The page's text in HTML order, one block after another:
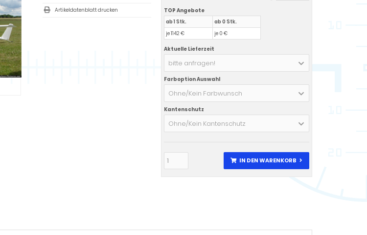
TOP Angebote
ab 1 Stk.
je 1142 €
ab 0 Stk.
je 0 €
Aktuelle Lieferzeit
bitte anfragen!
Farboption Auswahl
Ohne/Kein Farbwunsch
Kantenschutz
Ohne/Kein Kantenschutz
IN DEN WARENKORB
Artikeldatenblatt drucken